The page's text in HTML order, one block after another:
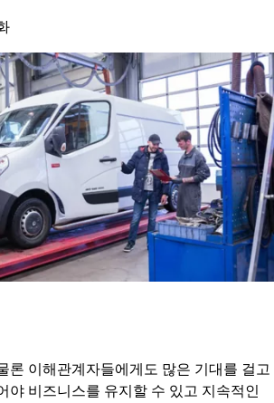
론 이해관계자들에게도 많은 기대를 걸고
야 비즈니스를 유지할 수 있고 지속적인